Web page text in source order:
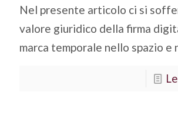
Nel presente articolo ci si
valore giuridico della firma
marca temporale nello spazio e